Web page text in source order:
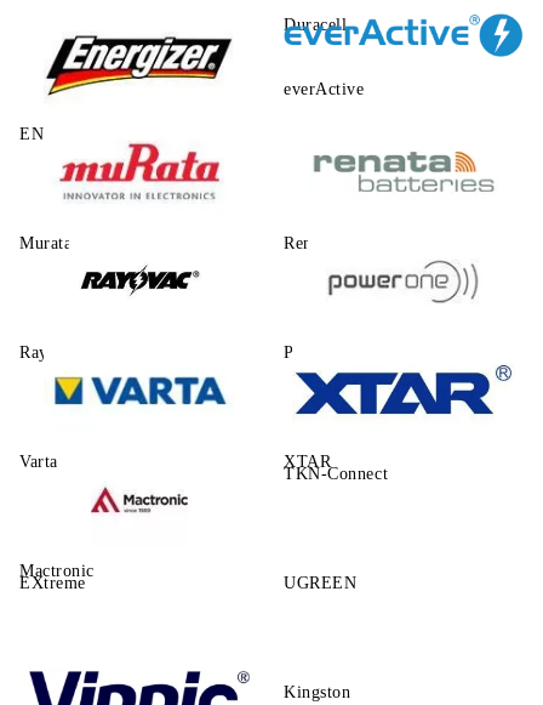
Duracell
ENERGIZER
everActive
Murata Renata
Rayovac Power One
Varta XTAR
Mactronic
TKN-Connect
EXtreme UGREEN
Kingston